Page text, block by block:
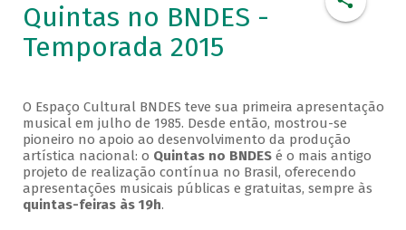
Quintas no BNDES -
Temporada 2015
O Espaço Cultural BNDES teve sua primeira apresentação
musical em julho de 1985. Desde então, mostrou-se
pioneiro no apoio ao desenvolvimento da produção
artística nacional: o Quintas no BNDESé o mais antigo
projeto de realização contínua no Brasil, oferecendo
apresentações musicais públicas e gratuitas, sempre às
quintas-feiras às 19h.